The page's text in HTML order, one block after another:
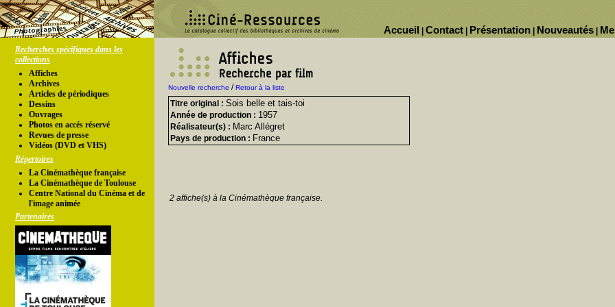
Nouveautés
Présentation
Contact
Accueil
Recherches spécifiques dans les
collections
Affiches
Archives
Articles de périodiques
Dessins
Ouvrages
Photos en accés réservé
Revues de presse
Vidéos (DVD et VHS)
Répertoires
La Cinémathèque française
La Cinémathèque de Toulouse
Centre National du Cinéma et de
l'image animée
Partenaires
Nouvelle recherche /Retour à la liste
Titre original : Sois belle et tais-toi
Année de production : 1957
Réalisateur(s) : Marc Allégret
Pays de production : France
2 affiche(s) à la Cinémathèque française.